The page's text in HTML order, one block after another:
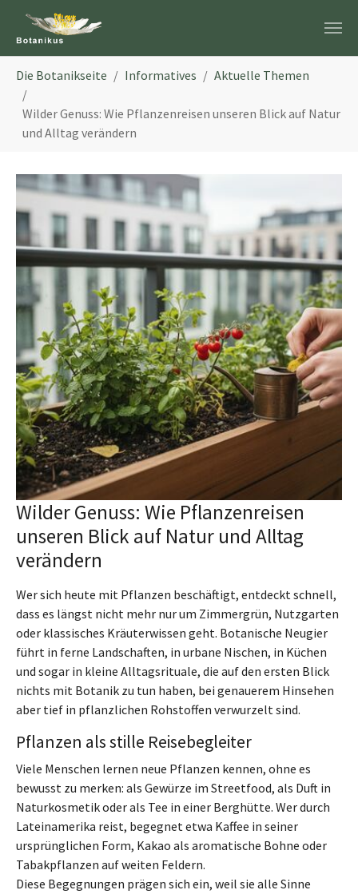
Die Botanikseite Informatives Aktuelle Themen
Wilder Genuss: Wie Pflanzenreisen unseren Blick auf Natur
und Alltag verändern
Wilder Genuss: Wie Pflanzenreisen
unseren Blick auf Natur und Alltag
verändern
Wer sich heute mit Pflanzen beschäftigt, entdeckt schnell,
dass es längst nicht mehr nur um Zimmergrün, Nutzgarten
oder klassisches Kräuterwissen geht. Botanische Neugier
führt in ferne Landschaften, in urbane Nischen, in Küchen
und sogar in kleine Alltagsrituale, die auf den ersten Blick
nichts mit Botanik zu tun haben, bei genauerem Hinsehen
aber tief in pflanzlichen Rohstoffen verwurzelt sind.
Pflanzen als stille Reisebegleiter
Viele Menschen lernen neue Pflanzen kennen, ohne es
bewusst zu merken: als Gewürze im Streetfood, als Duft in
Naturkosmetik oder als Tee in einer Berghütte. Wer durch
Lateinamerika reist, begegnet etwa Kaffee in seiner
ursprünglichen Form, Kakao als aromatische Bohne oder
Tabakpflanzen auf weiten Feldern.
Diese Begegnungen prägen sich ein, weil sie alle Sinne